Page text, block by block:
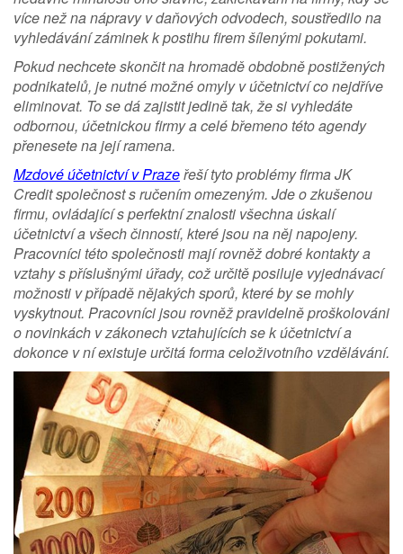
více než na nápravy v daňových odvodech, soustředilo na
vyhledávání záminek k postihu firem šílenými pokutami.
Pokud nechcete skončit na hromadě obdobně postižených
podnikatelů, je nutné možné omyly v účetnictví co nejdříve
eliminovat. To se dá zajistit jedině tak, že si vyhledáte
odbornou, účetnickou firmy a celé břemeno této agendy
přenesete na její ramena.
Mzdové účetnictví v Prazeřeší tyto problémy firma JK
Credit společnost s ručením omezeným. Jde o zkušenou
firmu, ovládající s perfektní znalosti všechna úskalí
účetnictví a všech činností, které jsou na něj napojeny.
Pracovníci této společnosti mají rovněž dobré kontakty a
vztahy s příslušnými úřady, což určitě posiluje vyjednávací
možnosti v případě nějakých sporů, které by se mohly
vyskytnout. Pracovníci jsou rovněž pravidelně proškolováni
o novinkách v zákonech vztahujících se k účetnictví a
dokonce v ní existuje určitá forma celoživotního vzdělávání.